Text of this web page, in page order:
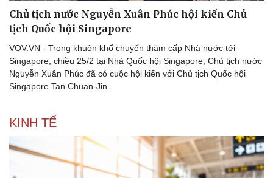
Pháp luật
Vụ án
Tin nóng
Tư vấn luật
Quân sự - Quốc phòng
Việt Nam
Phân tích
Chủ tịch nước Nguyễn Xuân Phúc hội kiến Chủ
tịch Quốc hội Singapore
VOV.VN - Trong khuôn khổ chuyến thăm cấp Nhà nước tới
Singapore, chiều 25/2 tại Nhà Quốc hội Singapore, Chủ tịch nước
Nguyễn Xuân Phúc đã có cuộc hội kiến với Chủ tịch Quốc hội
Singapore Tan Chuan-Jin.
KINH TẾ